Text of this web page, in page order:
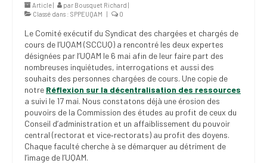
Article | par Bousquet Richard |
Classé dans : SPPEUQAM | 0
Le Comité exécutif du Syndicat des chargées et chargés de
cours de l’UQAM (SCCUQ) a rencontré les deux expertes
désignées par l’UQAM le 6 mai afin de leur faire part des
nombreuses inquiétudes, interrogations et aussi des
souhaits des personnes chargées de cours. Une copie de
notre Réflexion sur la décentralisation des ressources
a suivi le 17 mai. Nous constatons déjà une érosion des
pouvoirs de la Commission des études au profit de ceux du
Conseil d’administration et un affaiblissement du pouvoir
central (rectorat et vice‐rectorats) au profit des doyens.
Chaque faculté cherche à se démarquer au détriment de
l’image de l’UQAM.